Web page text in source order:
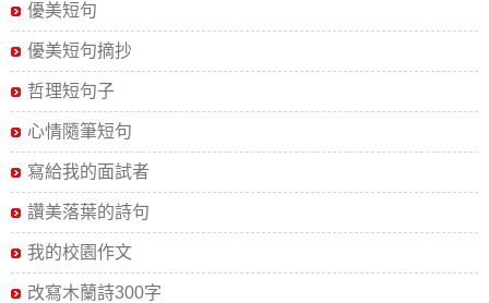
優美短句
優美短句摘抄
哲理短句子
心情隨筆短句
寫給我的面試者
讚美落葉的詩句
我的校園作文
改寫木蘭詩300字